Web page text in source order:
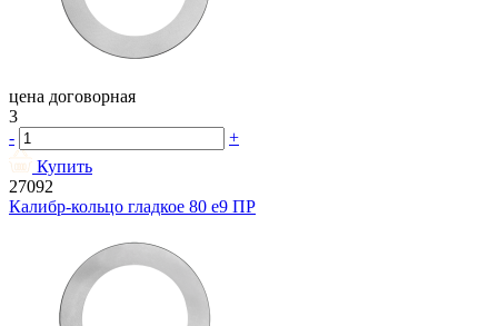
цена договорная
3
-
+
Купить
27092
Калибр-кольцо гладкое 80 e9 ПР